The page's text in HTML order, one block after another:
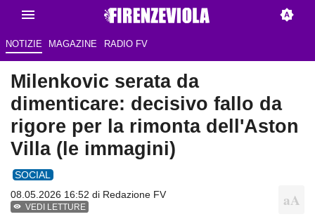
NOTIZIE MAGAZINE RADIO FV
Milenkovic serata da
dimenticare: decisivo fallo da
rigore per la rimonta dell'Aston
Villa (le immagini)
SOCIAL
08.05.2026 16:52 di Redazione FV
VEDI LETTURE